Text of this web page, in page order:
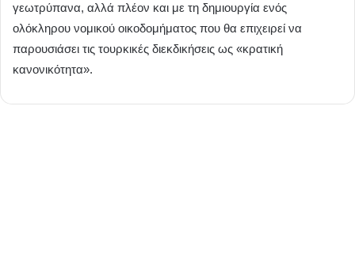
γεωτρύπανα, αλλά πλέον και με τη δημιουργία ενός
ολόκληρου νομικού οικοδομήματος που θα επιχειρεί να
παρουσιάσει τις τουρκικές διεκδικήσεις ως «κρατική
κανονικότητα».